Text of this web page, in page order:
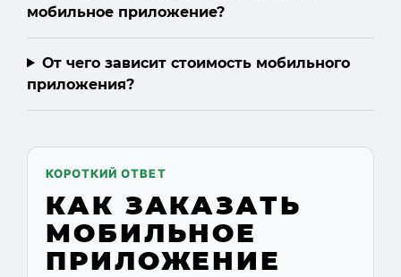
мобильное приложение?
От чего зависит стоимость мобильного
приложения?
КОРОТКИЙ ОТВЕТ
КАК ЗАКАЗАТЬ
МОБИЛЬНОЕ
ПРИЛОЖЕНИЕ